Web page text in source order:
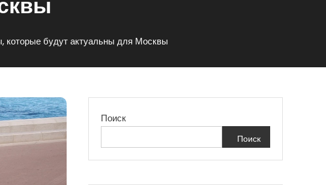
которые будут актуальны для Москвы
Поиск
Поиск